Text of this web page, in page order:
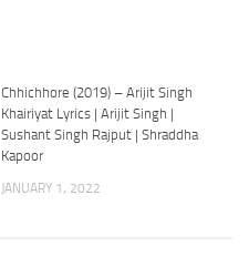
Chhichhore (2019) – Arijit Singh
Khairiyat Lyrics | Arijit Singh |
Sushant Singh Rajput | Shraddha
Kapoor
JANUARY 1, 2022